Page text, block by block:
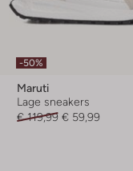
-50%
Maruti
Lage sneakers
€ 119,99 € 59,99